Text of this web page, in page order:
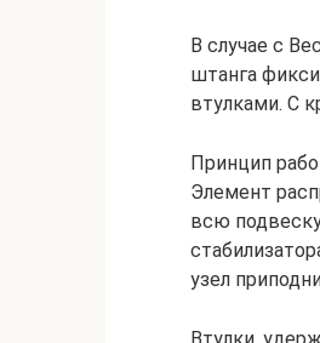
В случае с
штанга
втулками. С
Принцип
Элемент
всю
узел